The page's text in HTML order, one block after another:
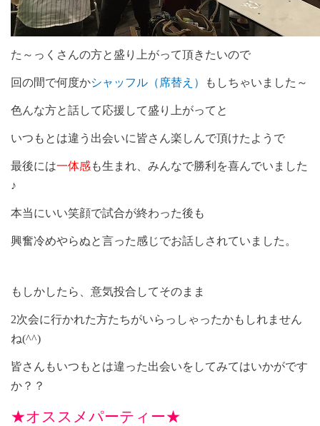
た～っくさんの方と盛り上がって頂きたいので
回の間で何度かシャッフル（席替え） もしちゃいました～
色んな方と話して応援して盛り上がってと
いつもとは違う出会いに皆さん楽しんで頂けたようで
最後には一体感も生まれ、みんなで勝利を喜んでいました
♪
本当にいい笑顔で試合が終わった後も
興奮冷めやらぬと言った感じでお話しされていました。
もしかしたら、意気投合してそのまま
2次会に行かれた方たちがいらっしゃったかもしれません
ね(^^)
皆さんもいつもとは違った出会いをしてみてはいかがです
か？？
★オススメパーティー★